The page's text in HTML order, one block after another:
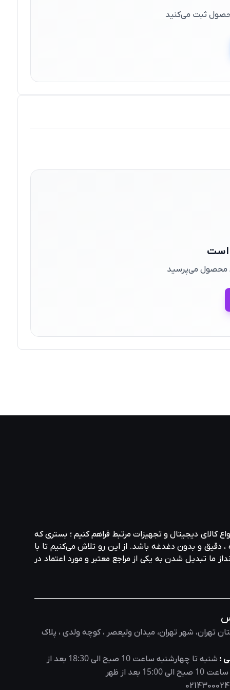
محصول ثبت می‌کنید
است
محصول می‌پرسید
کالای دیجیتال و تجهیزات مرتبط فراهم کنیم ؛ بستری که
دقیق و بدون دغدغه باشد. از این رو تلاش می‌کنیم تا با
ما تبدیل شدن به یکی از مراجع معتبر و مورد اعتماد در
تهران، شهر تهران، میدان ولیعصر ، کوچه ولدی ، پلاک
: شنبه تا چهارشنبه ساعت صبح الی 18:30 بعد از
ساعت
صبح الی 15:00 بعد از ظهر